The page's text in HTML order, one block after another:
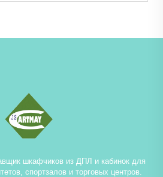
шкафчиков из ДПЛ и кабинок для
спортзалов и торговых центров.